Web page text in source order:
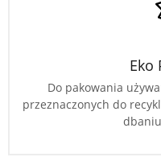
Eko
Do pakowania
przeznaczonych do